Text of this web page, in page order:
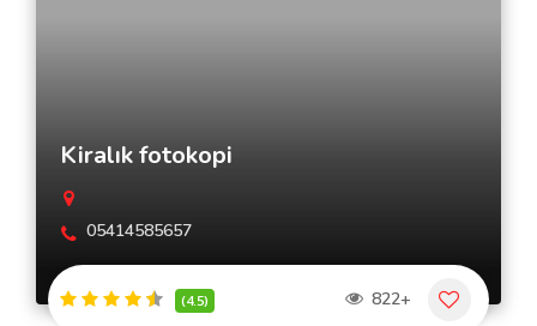
Kiralık fotokopi
05414585657
(4.5) 822+